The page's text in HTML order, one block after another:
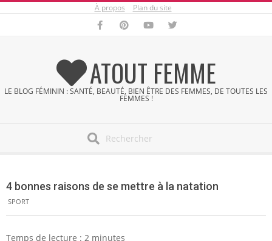
À propos Plan du site
ATOUT FEMME
LE BLOG FÉMININ : SANTÉ, BEAUTÉ, BIEN ÊTRE DES FEMMES, DE TOUTES LES
FEMMES !
Menu
4 bonnes raisons de se mettre à la natation
SPORT
Temps de lecture : 2 minutes